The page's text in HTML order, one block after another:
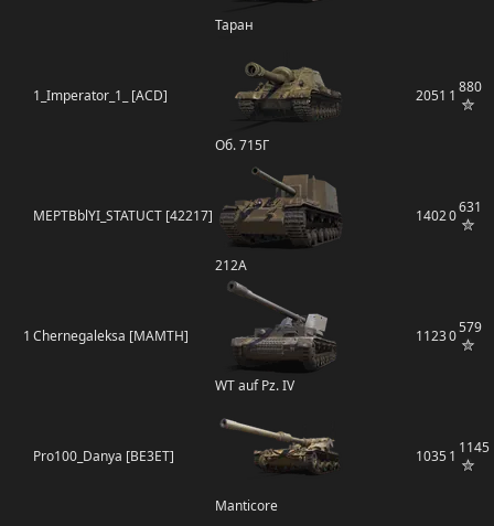
Таран
1_Imperator_1_ [ACD]
Об. 715Г
2051 1 880
MEPTBblYI_STATUCT [42217]
212А
14020631
1 Chernegaleksa [MAMTH]
WT auf Pz. IV
11230579
Pro100_Danya [BE3ET]
Manticore
10351 1145